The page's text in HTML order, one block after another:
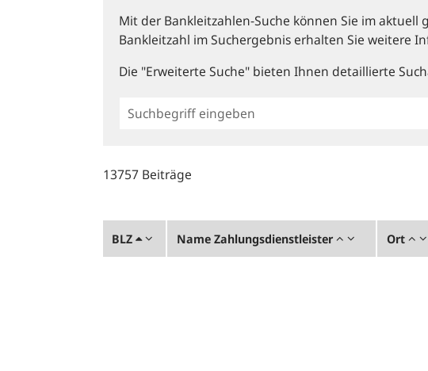
Mit der Bankleitzahlen-Suche können Sie im
Bankleitzahl im Suchergebnis erhalten Sie weitere
Die "Erweiterte Suche" bieten Ihnen detaillierte
Einfache
Suche
13757 Beiträge
BLZ Name Zahlungsdienstleister Ort